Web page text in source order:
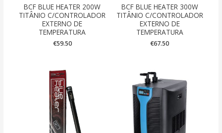
BCF BLUE HEATER 200W
TITÂNIO C/CONTROLADOR
EXTERNO DE
TEMPERATURA
€59.50
BCF BLUE HEATER 300W
TITÂNIO C/CONTROLADOR
EXTERNO DE
TEMPERATURA
€67.50